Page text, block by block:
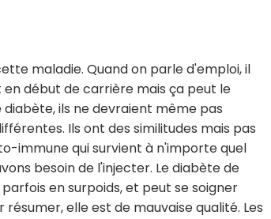
maladie. Quand on parle d'emploi, il
début de carrière mais ça peut le
ils ne devraient même pas
Ils ont des similitudes mais pas
immune qui survient à n'importe quel
besoin de l'injecter. Le diabète de
en surpoids, et peut se soigner
elle est de mauvaise qualité. Les